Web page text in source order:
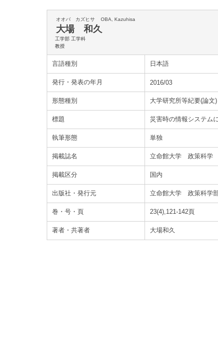
オオバ カズヒサ OBA, Kazuhisa
大場 和久
工学部 工学科
教授
言語種別 日本語
発行・発表の年月 2016/03
形態種別 大学研究所等紀要(論文)
標題 災害時の情報システム
執筆形態 単独
掲載誌名 立命館大学 政策科学
掲載区分 国内
出版社・発行元 立命館大学 政策科学
巻・号・頁 23(4),121-142頁
著者・共著者 大場和久